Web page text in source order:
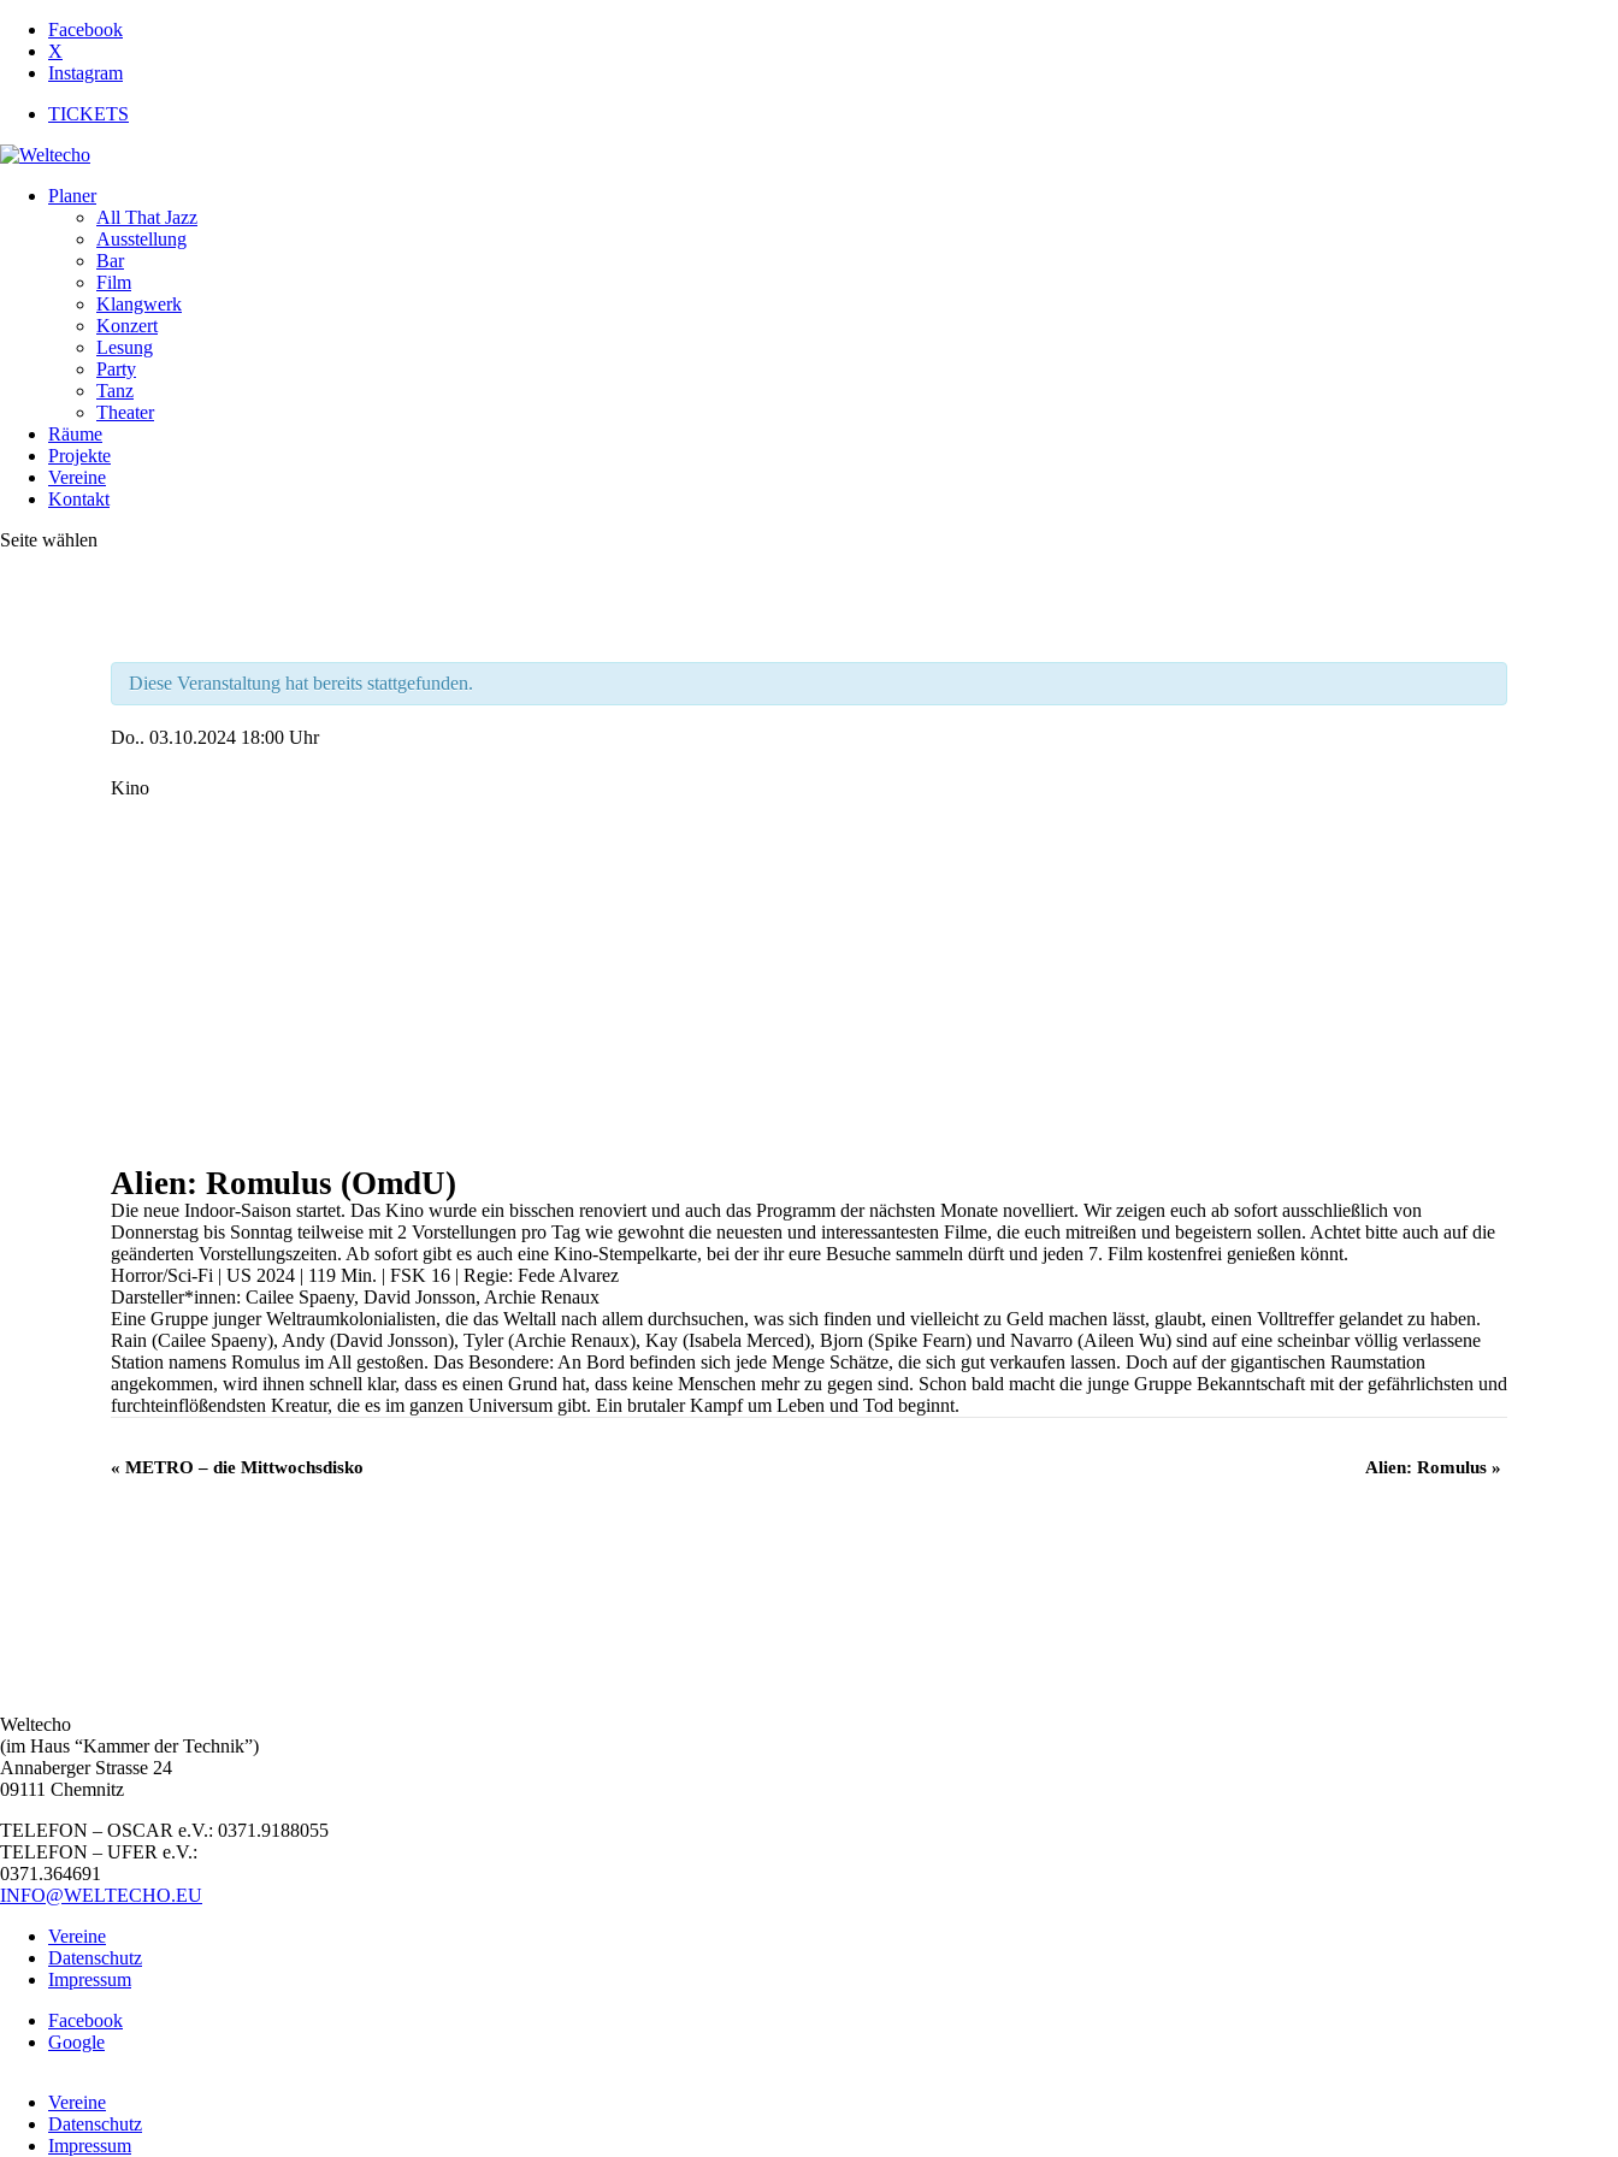
Facebook
X
Instagram
TICKETS
Planer
All That Jazz
Ausstellung
Bar
Film
Klangwerk
Konzert
Lesung
Party
Tanz
Theater
Räume
Projekte
Vereine
Kontakt
Seite wählen
Diese Veranstaltung hat bereits stattgefunden.
Do.. 03.10.2024 18:00 Uhr
Kino
Alien: Romulus (OmdU)
Die neue Indoor-Saison startet. Das Kino wurde ein bisschen renoviert und auch das Programm der nächsten Monate novelliert. Wir zeigen euch ab sofort ausschließlich von
Donnerstag bis Sonntag teilweise mit 2 Vorstellungen pro Tag wie gewohnt die neuesten und interessantesten Filme, die euch mitreißen und begeistern sollen. Achtet bitte auch auf die
geänderten Vorstellungszeiten. Ab sofort gibt es auch eine Kino-Stempelkarte, bei der ihr eure Besuche sammeln dürft und jeden 7. Film kostenfrei genießen könnt.
Horror/Sci-Fi | US 2024 | 119 Min. | FSK 16 | Regie: Fede Alvarez
Darsteller*innen: Cailee Spaeny, David Jonsson, Archie Renaux
Eine Gruppe junger Weltraumkolonialisten, die das Weltall nach allem durchsuchen, was sich finden und vielleicht zu Geld machen lässt, glaubt, einen Volltreffer gelandet zu haben.
Rain (Cailee Spaeny), Andy (David Jonsson), Tyler (Archie Renaux), Kay (Isabela Merced), Bjorn (Spike Fearn) und Navarro (Aileen Wu) sind auf eine scheinbar völlig verlassene
Station namens Romulus im All gestoßen. Das Besondere: An Bord befinden sich jede Menge Schätze, die sich gut verkaufen lassen. Doch auf der gigantischen Raumstation
angekommen, wird ihnen schnell klar, dass es einen Grund hat, dass keine Menschen mehr zu gegen sind. Schon bald macht die junge Gruppe Bekanntschaft mit der gefährlichsten und
furchteinflößendsten Kreatur, die es im ganzen Universum gibt. Ein brutaler Kampf um Leben und Tod beginnt.
Veranstaltung
« METRO – die Mittwochsdisko Alien: Romulus »
Weltecho
(im Haus “Kammer der Technik”)
Annaberger Strasse 24
09111 Chemnitz
TELEFON – OSCAR e.V.: 0371.9188055
TELEFON – UFER e.V.:
0371.364691
INFO@WELTECHO.EU
Vereine
Datenschutz
Impressum
Facebook
Google
Vereine
Datenschutz
Impressum